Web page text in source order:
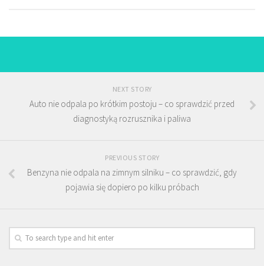
NEXT STORY
Auto nie odpala po krótkim postoju – co sprawdzić przed
diagnostyką rozrusznika i paliwa
PREVIOUS STORY
Benzyna nie odpala na zimnym silniku – co sprawdzić, gdy
pojawia się dopiero po kilku próbach